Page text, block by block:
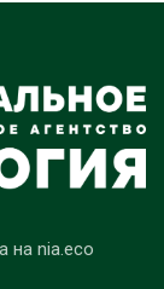
на nia.eco